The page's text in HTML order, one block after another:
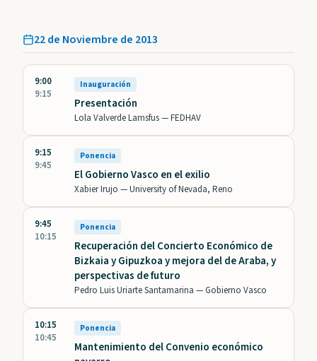
22 de Noviembre de 2013
9:00
9:15
Inauguración
Presentación
Lola Valverde Lamsfus —FEDHAV
9:15
9:45
Ponencia
El Gobierno Vasco en el exilio
Xabier Irujo —University of Nevada, Reno
9:45
10:15
Ponencia
Recuperación del Concierto Económico de
Bizkaia y Gipuzkoa y mejora del de Araba, y
perspectivas de futuro
Pedro Luis Uriarte Santamarina —Gobierno Vasco
10:15
10:45
Ponencia
Mantenimiento del Convenio económico